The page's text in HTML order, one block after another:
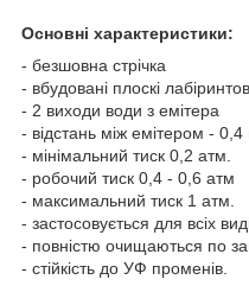
Основні характеристики:
- безшовна стрічка
- вбудовані плоскі
- 2 виходи води з емітера
- відстань між емітером -
- мінімальний тиск 0,2 атм.
- робочий тиск 0,4 - 0,6 атм
- максимальний тиск 1 атм.
- застосовується для всіх
- повністю очищаються по
- стійкість до УФ променів.